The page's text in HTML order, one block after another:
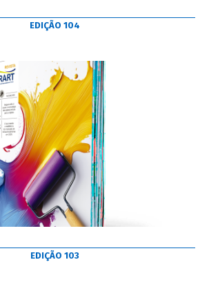
EDIÇÃO 104
EDIÇÃO 103